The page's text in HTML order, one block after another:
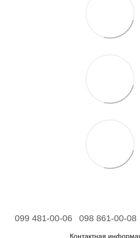
099 481-00-06 098 861-00-08
Контактная